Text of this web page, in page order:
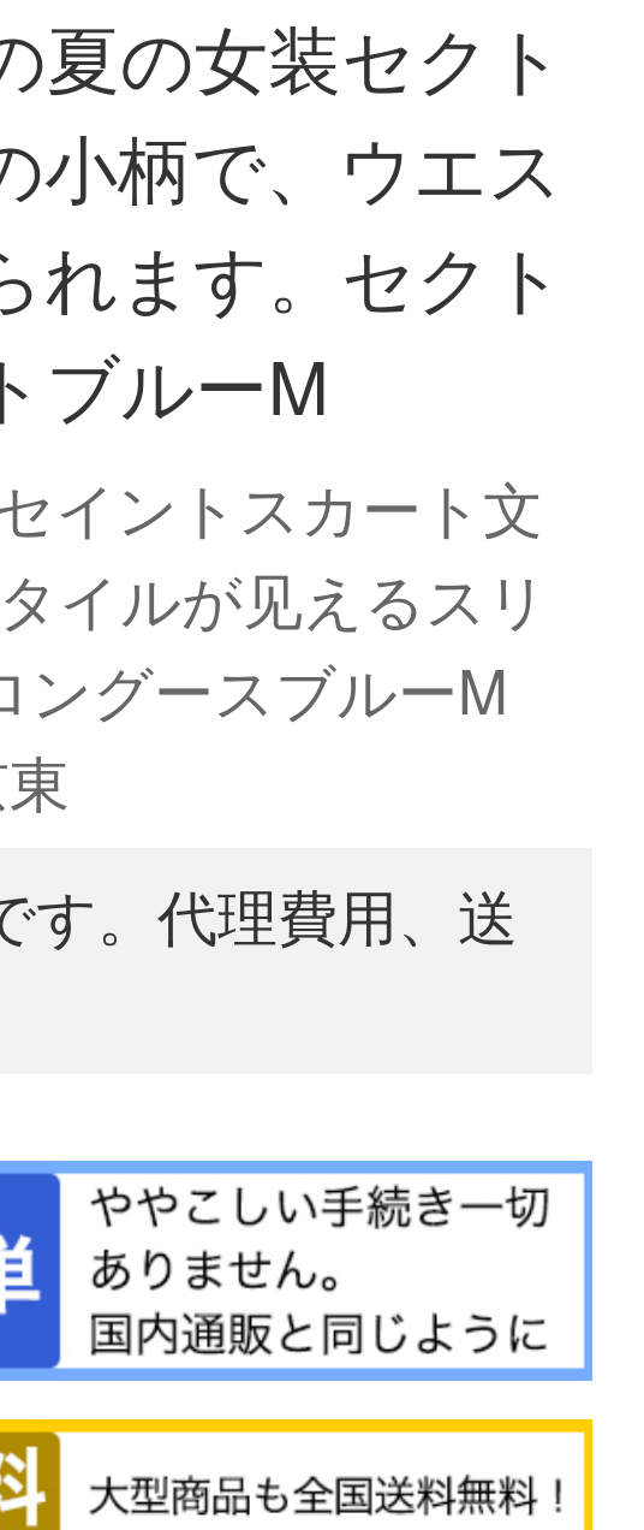
夏の女装セクト
小柄で、ウエス
れます。セクト
ブルーM
イントスカート文
イルが见えるスリ
ングースブルーM
す。代理費用、送